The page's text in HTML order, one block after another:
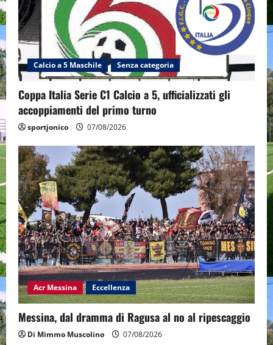
Calcio a 5 Maschile Senza categoria
Coppa Italia Serie C1 Calcio a 5, ufficializzati gli
accoppiamenti del primo turno
sportjonico 07/08/2026
Acr Messina Eccellenza
Messina, dal dramma di Ragusa al no al ripescaggio
Di Mimmo Muscolino 07/08/2026